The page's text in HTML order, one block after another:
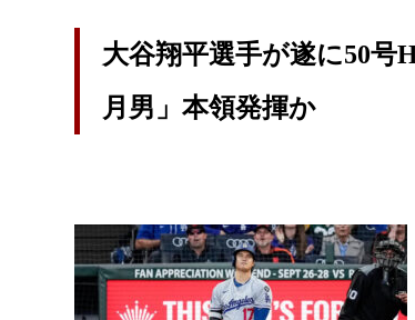
大谷翔平選手が遂に50
月男」本領発揮か